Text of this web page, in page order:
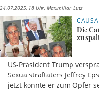
24.07.2025, 18 Uhr Maximilian Lutz
Die
zu
US-Präsident Trump
Sexualstraftäters Jeffrey
jetzt könnte er zum Opfer